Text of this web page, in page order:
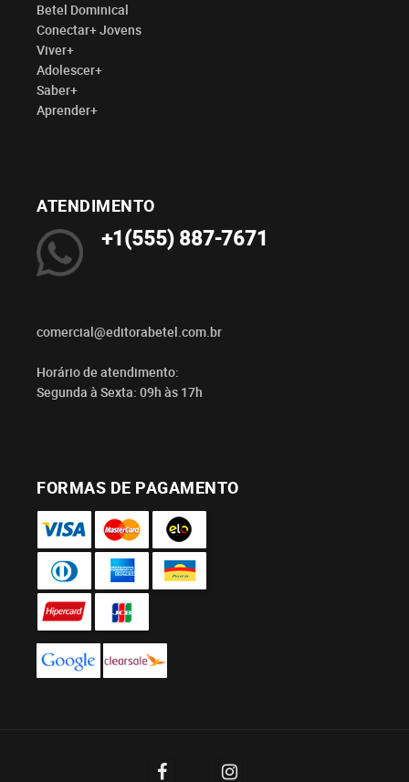
Betel Dominical
Conectar+ Jovens
Viver+
Adolescer+
Saber+
Aprender+
ATENDIMENTO
+1(555) 887-7671
comercial@editorabetel.com.br
Horário de atendimento:
Segunda à Sexta: 09h às 17h
FORMAS DE PAGAMENTO